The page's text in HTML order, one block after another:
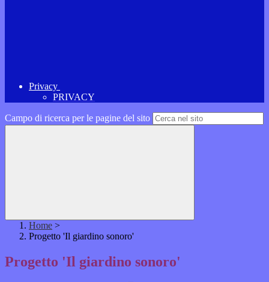
Privacy
PRIVACY
Campo di ricerca per le pagine del sito
Home >
Progetto 'Il giardino sonoro'
Progetto 'Il giardino sonoro'